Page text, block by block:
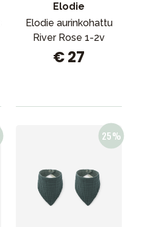
Elodie
Elodie aurinkohattu
River Rose 1-2v
€ 27